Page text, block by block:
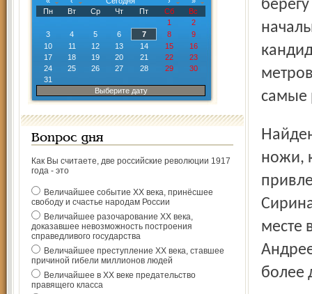
Пн
Вт Ср Чт Пт Сб
Вс
1
2
3
4 5 6 7 8
9
10
11 12 13 14 15
16
17
18 19 20 21 22
23
24
25 26 27 28 29
30
31
Выберите дату
Вопрос дня
Как Вы считаете, две российские революции 1917
года - это
Величайшее событие ХХ века, принёсшее
свободу и счастье народам России
Величайшее разочарование ХХ века,
доказавшее невозможность построения
справедливого государства
Величайшее преступление ХХ века, ставшее
причиной гибели миллионов людей
Величайшее в ХХ веке предательство
правящего класса
самые
Найдены фрагменты стеклянных браслетов, железные
ножи,
месте
более